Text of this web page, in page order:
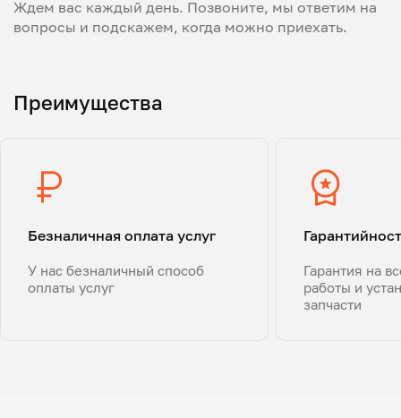
Ждем вас каждый день. Позвоните, мы ответим на
вопросы и подскажем, когда можно приехать.
Преимущества
Безналичная оплата услуг
У нас безналичный способ
оплаты услуг
Гарантия на
работы и
запчасти